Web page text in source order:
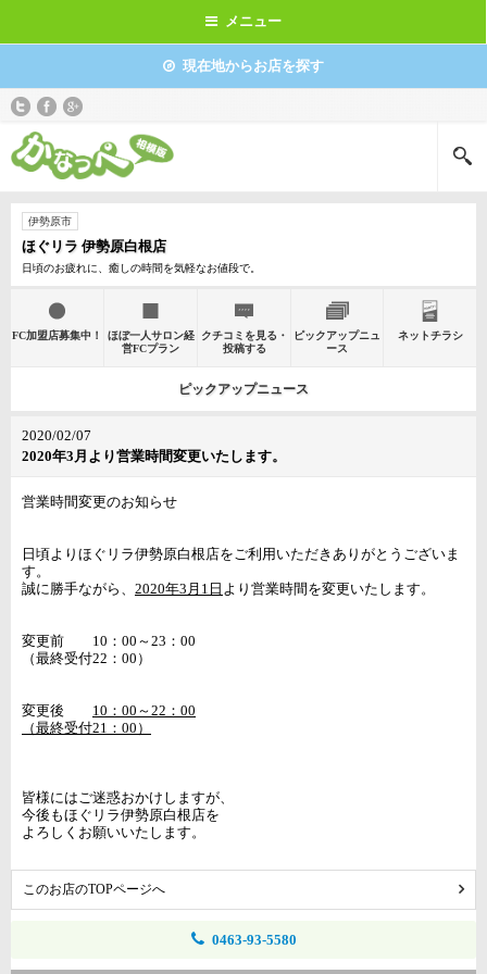
メニュー
現在地からお店を探す
伊勢原市
ほぐリラ 伊勢原白根店
日頃のお疲れに、癒しの時間を気軽なお値段で。
FC加盟店募集中！
ほぼ一人サロン経
営FCプラン
クチコミを見る・
投稿する
ピックアップニュ
ース
ネットチラシ
ピックアップニュース
2020/02/07
2020年3月より営業時間変更いたします。
営業時間変更のお知らせ
日頃よりほぐリラ伊勢原白根店をご利用いただきありがとうございま
す。
誠に勝手ながら、 2020年3月1日 より営業時間を変更いたします。
変更前 10：00～23：00
（最終受付22：00）
変更後 10：00～22：00
（最終受付21：00）
皆様にはご迷惑おかけしますが、
今後もほぐリラ伊勢原白根店を
よろしくお願いいたします。
このお店のTOPページへ
0463-93-5580